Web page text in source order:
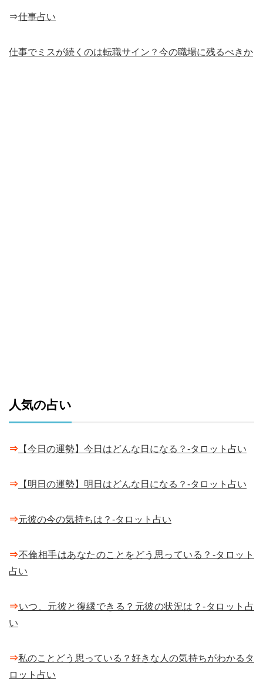
⇒仕事占い
仕事でミスが続くのは転職サイン？今の職場に残るべきか
人気の占い
⇒ 【今日の運勢】今日はどんな日になる？-タロット占い
⇒ 【明日の運勢】明日はどんな日になる？-タロット占い
⇒元彼の今の気持ちは？-タロット占い
⇒不倫相手はあなたのことをどう思っている？-タロット
占い
⇒いつ、元彼と復縁できる？元彼の状況は？-タロット占
い
⇒私のことどう思っている？好きな人の気持ちがわかるタ
ロット占い